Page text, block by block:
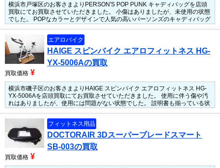
横浜市戸塚区のお客さまよりPERSON'S POP PUNK キャディバッグを店頭
買取にてお買取させていただきました。
小傷はありましたが、未使用の状態
でした。
POPなカラーとデザインで人気の高いパーソンズのキャディバッグ
だったため、しっかりとお買取させていただきました。
エアロバイク
HAIGE スピンバイク エアロフィットネス HG-
YX-5006Aの買取
買取価格 ¥
横浜市磯子区のお客さまよりHAIGE スピンバイク エアロフィットネス HG-
YX-5006Aを店頭買取にてお買取させていただきました。
使用に伴う傷や汚
れはありましたが、使用には問題がない状態でした。
説明書も揃っている状
態でした。静音タイプながらしっかりと負荷をかけ有酸素運動ができる
HAIGEのスピンバイクだったため、しっかりとお買取させていただきまし
フィットネス用品
DOCTORAIR 3Dスーパーブレードスマート
SB-003の買取
買取価格 ¥